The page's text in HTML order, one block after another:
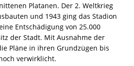
Platanen. Der 2. Weltkrieg
und 1943 ging das Stadion
Entschädigung von 25.000
der Stadt. Mit Ausnahme der
Pläne in ihren Grundzügen bis
verwirklicht.